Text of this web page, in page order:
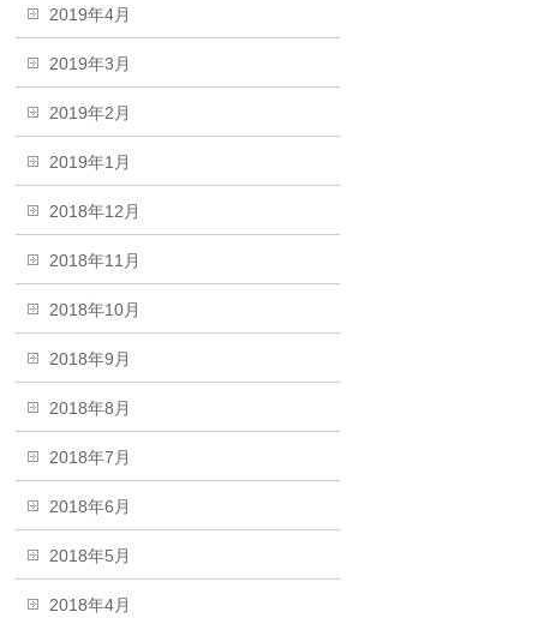
2019年4月
2019年3月
2019年2月
2019年1月
2018年12月
2018年11月
2018年10月
2018年9月
2018年8月
2018年7月
2018年6月
2018年5月
2018年4月